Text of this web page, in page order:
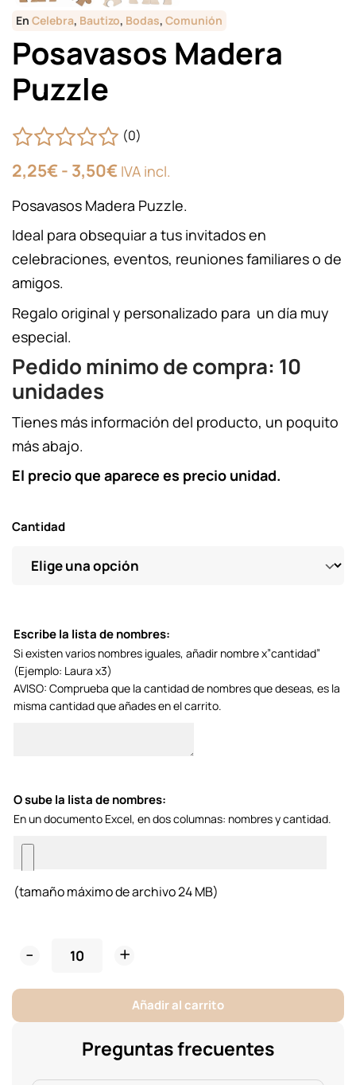
En Celebra, Bautizo, Bodas, Comunión
Posavasos Madera
Puzzle
(0)
2,25€- 3,50€Rango
precios:
desde
2,25€
hasta
3,50€
IVA incl.
Posavasos Madera Puzzle.
Ideal para obsequiar a tus invitados en
celebraciones, eventos, reuniones familiares o de
amigos.
Regalo original y personalizado para un día muy
especial.
Pedido mínimo de compra: 10
unidades
Tienes más información del producto, un poquito
más abajo.
El precio que aparece es precio unidad.
Cantidad
Escribe la lista de nombres:
Si existen varios nombres iguales, añadir nombre x”cantidad”
(Ejemplo: Laura x3)
AVISO: Comprueba que la cantidad de nombres que deseas, es la
misma cantidad que añades en el carrito.
O sube la lista de nombres:
En un documento Excel, en dos columnas: nombres y cantidad.
(tamaño máximo de archivo 24 MB)
Posavasos
cantidad
Añadir al carrito
Preguntas frecuentes